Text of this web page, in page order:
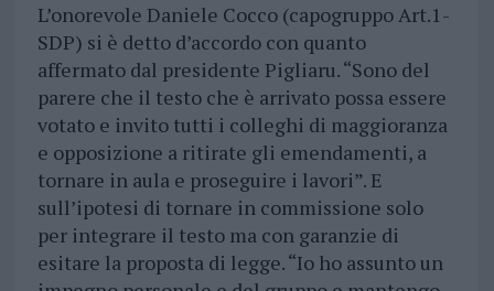
L’onorevole Daniele Cocco (capogruppo Art.1-
SDP) si è detto d’accordo con quanto
affermato dal presidente Pigliaru. “Sono del
parere che il testo che è arrivato possa essere
votato e invito tutti i colleghi di maggioranza
e opposizione a ritirate gli emendamenti, a
tornare in aula e proseguire i lavori”. E
sull’ipotesi di tornare in commissione solo
per integrare il testo ma con garanzie di
esitare la proposta di legge. “Io ho assunto un